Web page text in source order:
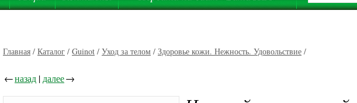
Главная / Каталог / Guinot / Уход за телом / Здоровье кожи. Нежность. Удовольствие /
←назад | далее→